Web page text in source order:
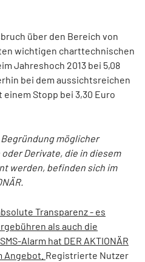
über den Bereich von
wichtigen charttechnischen
Jahreshoch 2013 bei 5,08
bei dem aussichtsreichen
Stopp bei 3,30 Euro
Begründung möglicher
Derivate, die in diesem
werden, befinden sich im
Transparenz - es
als auch die
Alarm hat DER AKTIONÄR
Angebot. Registrierte Nutzer